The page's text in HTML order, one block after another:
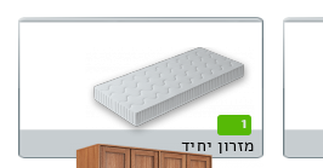
1
מזרון יחיד